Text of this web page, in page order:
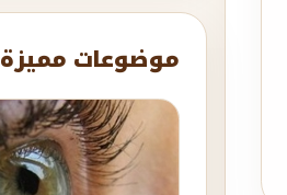
موضوعات مميزة